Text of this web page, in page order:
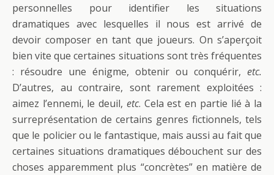
personnelles pour identifier les situations
dramatiques avec lesquelles il nous est arrivé de
devoir composer en tant que joueurs. On s’aperçoit
bien vite que certaines situations sont très fréquentes
: résoudre une énigme, obtenir ou conquérir, etc.
D’autres, au contraire, sont rarement exploitées :
aimez l’ennemi, le deuil, etc. Cela est en partie lié à la
surreprésentation de certains genres fictionnels, tels
que le policier ou le fantastique, mais aussi au fait que
certaines situations dramatiques débouchent sur des
choses apparemment plus “concrètes” en matière de